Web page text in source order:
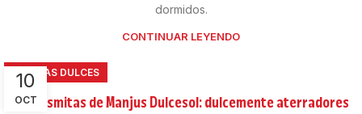
dormidos.
CONTINUAR LEYENDO
10
OCT
RECETAS DULCES
Fantasmitas de Manjus Dulcesol: dulcemente aterradores